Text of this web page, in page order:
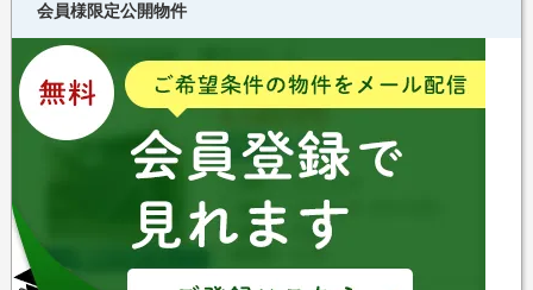
会員様限定公開物件